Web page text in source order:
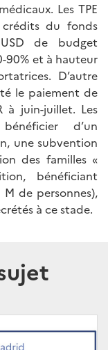
Les TPE
du fonds
de budget
90% et à hauteur
D’autre
le paiement de
à juin-juillet. Les
d’un
une subvention
des familles «
bénéficiant
de personnes),
à ce stade.